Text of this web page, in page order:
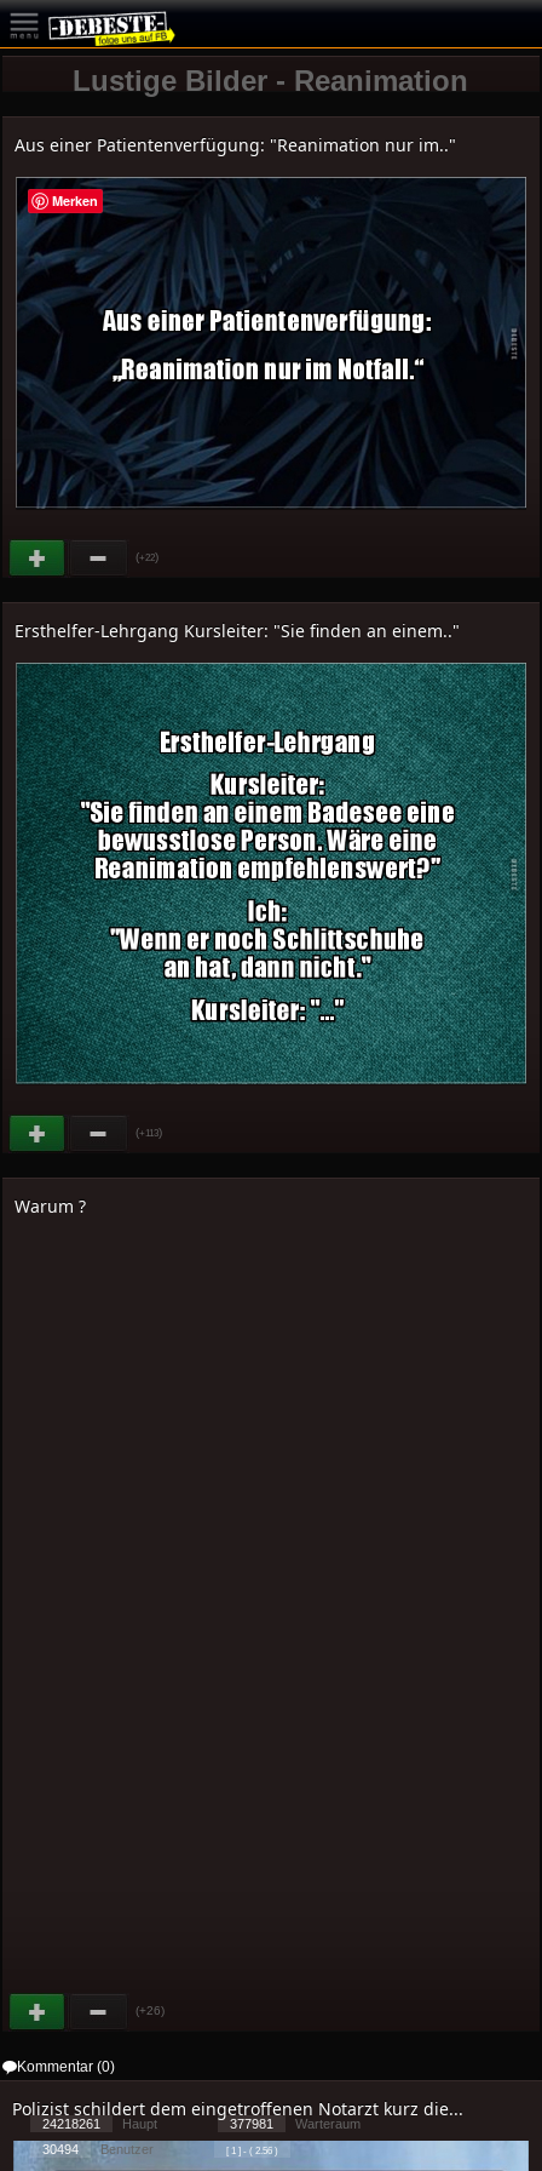
Lustige Bilder - Reanimation
Aus einer Patientenverfügung: "Reanimation nur im.."
(+22)
Ersthelfer-Lehrgang Kursleiter: "Sie finden an einem.."
(+113)
Warum ?
(+26)
Kommentar (0)
Polizist schildert dem eingetroffenen Notarzt kurz die...
24218261 Haupt 377981
Warteraum
30494
Benutzer [ 1 ] - ( 2.56 )
Merken